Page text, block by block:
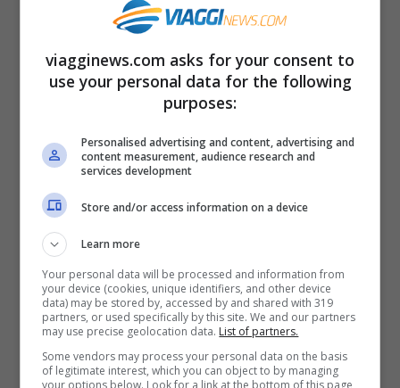
Etosha Pan” che occupa gran parte
uno dei santuari più importanti per
la fauna selvaticae ospita, fra le
altre, 114 specie di mammiferi e 340
di uccelli: elefanti, zebre, giraffe,
mete della Namibia, con i suoi
22750 kmq, i safari che si
estendono in questa zona sono ben
servizi, come una pozza artificiale
viagginews.com asks for your consent to
use your personal data for the following
purposes:
Personalised advertising and content, advertising and
content measurement, audience research and
services development
Store and/or access information on a device
Learn more
Your personal data will be processed and information from
your device (cookies, unique identifiers, and other device
data) may be stored by, accessed by and shared with 319
partners, or used specifically by this site. We and our partners
may use precise geolocation data. List of partners.
Some vendors may process your personal data on the basis
of legitimate interest, which you can object to by managing
your options below. Look for a link at the bottom of this page